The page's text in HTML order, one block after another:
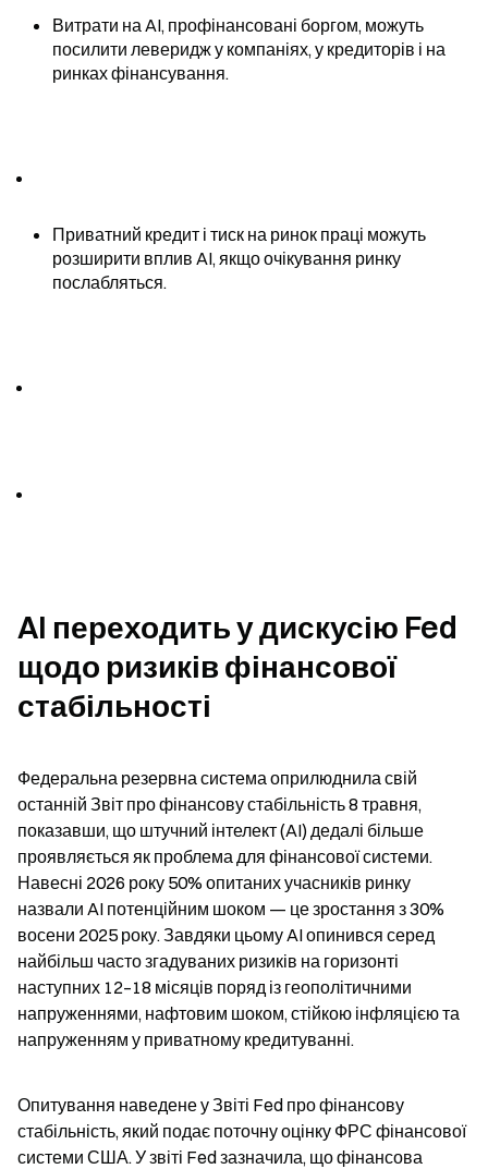
Витрати на AI, профінансовані боргом, можуть
посилити леверидж у компаніях, у кредиторів і на
ринках фінансування.
Приватний кредит і тиск на ринок праці можуть
розширити вплив AI, якщо очікування ринку
послабляться.
AI переходить у дискусію Fed
щодо ризиків фінансової
стабільності
Федеральна резервна система оприлюднила свій
останній Звіт про фінансову стабільність 8 травня,
показавши, що штучний інтелект (AI) дедалі більше
проявляється як проблема для фінансової системи.
Навесні 2026 року 50% опитаних учасників ринку
назвали AI потенційним шоком — це зростання з 30%
восени 2025 року. Завдяки цьому AI опинився серед
найбільш часто згадуваних ризиків на горизонті
наступних 12–18 місяців поряд із геополітичними
напруженнями, нафтовим шоком, стійкою інфляцією та
напруженням у приватному кредитуванні.
Опитування наведене у Звіті Fed про фінансову
стабільність, який подає поточну оцінку ФРС фінансової
системи США. У звіті Fed зазначила, що фінансова